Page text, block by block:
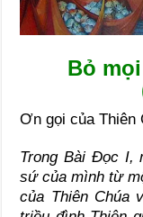
Bỏ
Ơn gọi của Thiên
Trong Bài Đọc I,
sứ của mình từ
của Thiên Chúa